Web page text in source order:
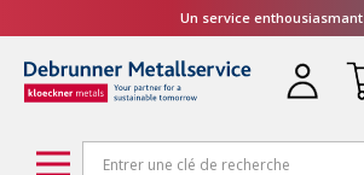
Un service enthousiasmant